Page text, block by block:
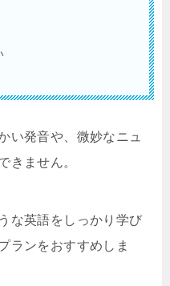
い発音や、微妙なニュ
きません。
な英語をしっかり学び
ランをおすすめしま